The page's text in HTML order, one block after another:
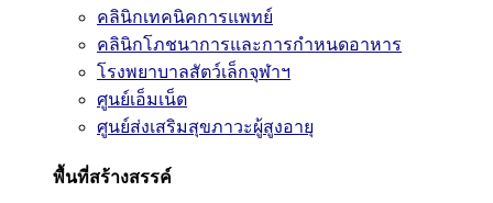
คลินิกเทคนิคการแพทย์
คลินิกโภชนาการและการกำหนดอาหาร
โรงพยาบาลสัตว์เล็กจุฬาฯ
ศูนย์เอ็มเน็ต
ศูนย์ส่งเสริมสุขภาวะผู้สูงอายุ
พื้นที่สร้างสรรค์